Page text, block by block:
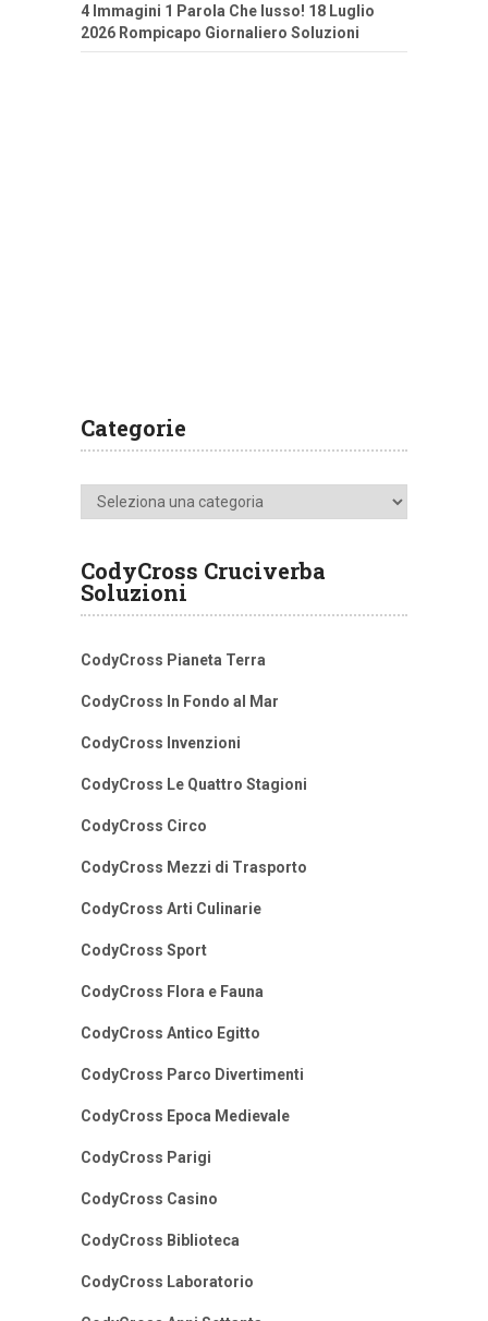
4 Immagini 1 Parola Che lusso! 18 Luglio
2026 Rompicapo Giornaliero Soluzioni
Categorie
Categorie
CodyCross Cruciverba
Soluzioni
CodyCross Pianeta Terra
CodyCross In Fondo al Mar
CodyCross Invenzioni
CodyCross Le Quattro Stagioni
CodyCross Circo
CodyCross Mezzi di Trasporto
CodyCross Arti Culinarie
CodyCross Sport
CodyCross Flora e Fauna
CodyCross Antico Egitto
CodyCross Parco Divertimenti
CodyCross Epoca Medievale
CodyCross Parigi
CodyCross Casino
CodyCross Biblioteca
CodyCross Laboratorio